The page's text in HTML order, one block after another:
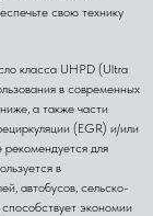
свою технику
класса UHPD (Ultra
в современных
а также части
(EGR) и/или
рекомендуется для
в
автобусов, сельско-
экономии